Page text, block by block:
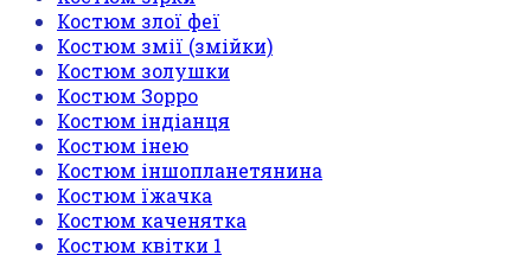
Костюм злої феї
Костюм змії (змійки)
Костюм золушки
Костюм Зорро
Костюм індіанця
Костюм інею
Костюм іншопланетянина
Костюм їжачка
Костюм каченятка
Костюм квітки 1